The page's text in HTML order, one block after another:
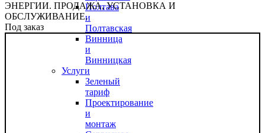
Полтава
и
Полтавская
Винница
и
Винницкая
Услуги
Зеленый
тариф
Проектирование
и
монтаж
ЭНЕРГИИ. ПРОДАЖА, УСТАНОВКА И
ОБСЛУЖИВАНИЕ.
Под заказ